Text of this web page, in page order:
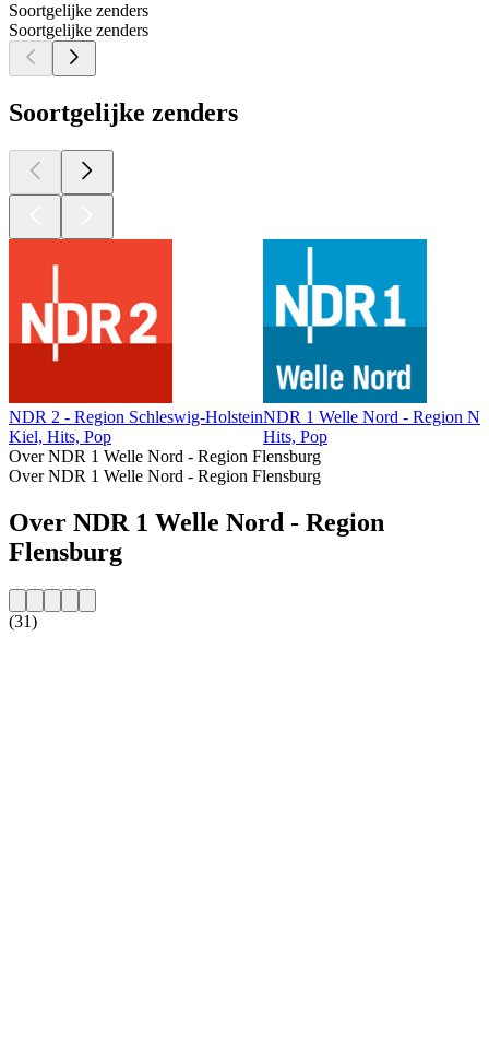
Soortgelijke zenders
Soortgelijke zenders
Soortgelijke zenders
NDR 2 - Region Schleswig-Holstein
Kiel, Hits, Pop
NDR 1 Welle Nord - Region
Hits, Pop
Over NDR 1 Welle Nord - Region Flensburg
Over NDR 1 Welle Nord - Region Flensburg
Over NDR 1 Welle Nord - Region
Flensburg
(31)